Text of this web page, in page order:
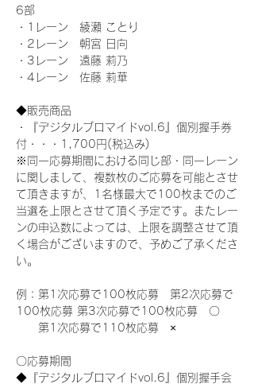
6部
・1レーン　綾瀬 ことり
・2レーン　朝宮 日向
・3レーン　遠藤 莉乃
・4レーン　佐藤 莉華
◆販売商品
・『デジタルブロマイドvol.6』個別握手券
付・・・1,700円(税込み)
※同一応募期間における同じ部・同一レーン
に関しまして、複数枚のご応募を可能とさせ
て頂きますが、1名様最大で100枚までのご
当選を上限とさせて頂く予定です。またレー
ンの申込数によっては、上限を調整させて頂
く場合がございますので、予めご了承くださ
い。
例：第1次応募で100枚応募　第2次応募で
100枚応募 第3次応募で100枚応募　〇
第1次応募で110枚応募　×
〇応募期間
◆『デジタルブロマイドvol.6』個別握手会